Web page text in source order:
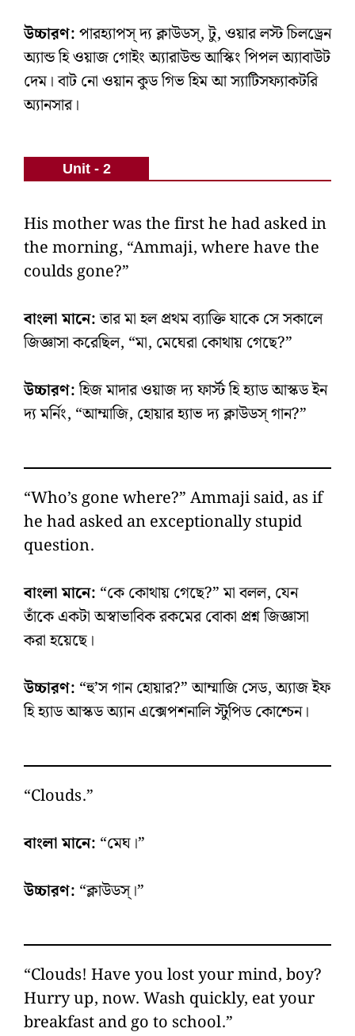
উচ্চারণ:পারহ্যাপস্‌ দ্য ক্লাউডস্‌, টু, ওয়ার লস্ট চিলড্রেন
অ্যান্ড হি ওয়াজ গোইং অ্যারাউন্ড আস্কিং পিপল অ্যাবাউট
দেম। বাট নো ওয়ান কুড গিভ হিম আ স্যাটিসফ্যাকটরি
অ্যানসার।
Unit - 2
His mother was the first he had asked in
the morning, “Ammaji, where have the
coulds gone?”
বাংলা মানে:তার মা হল প্রথম ব্যাক্তি যাকে সে সকালে
জিজ্ঞাসা করেছিল, “মা, মেঘেরা কোথায় গেছে?”
উচ্চারণ:হিজ মাদার ওয়াজ দ্য ফার্স্ট হি হ্যাড আস্কড ইন
দ্য মর্নিং, “আম্মাজি, হোয়ার হ্যাভ দ্য ক্লাউডস্‌ গান?”
“Who’s gone where?” Ammaji said, as if
he had asked an exceptionally stupid
question.
বাংলা মানে: “কে কোথায় গেছে?” মা বলল, যেন
তাঁকে একটা অস্বাভাবিক রকমের বোকা প্রশ্ন জিজ্ঞাসা
করা হয়েছে।
উচ্চারণ: “হু’স গান হোয়ার?” আম্মাজি সেড, অ্যাজ ইফ
হি হ্যাড আস্কড অ্যান এক্সেপশনালি স্টুপিড কোশ্চেন।
“Clouds.”
বাংলা মানে: “মেঘ।”
উচ্চারণ: “ক্লাউডস্‌।”
“Clouds! Have you lost your mind, boy?
Hurry up, now. Wash quickly, eat your
breakfast and go to school.”